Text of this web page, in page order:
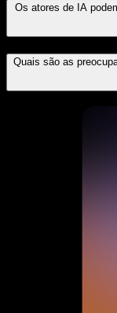
Os atores de IA
Quais são as